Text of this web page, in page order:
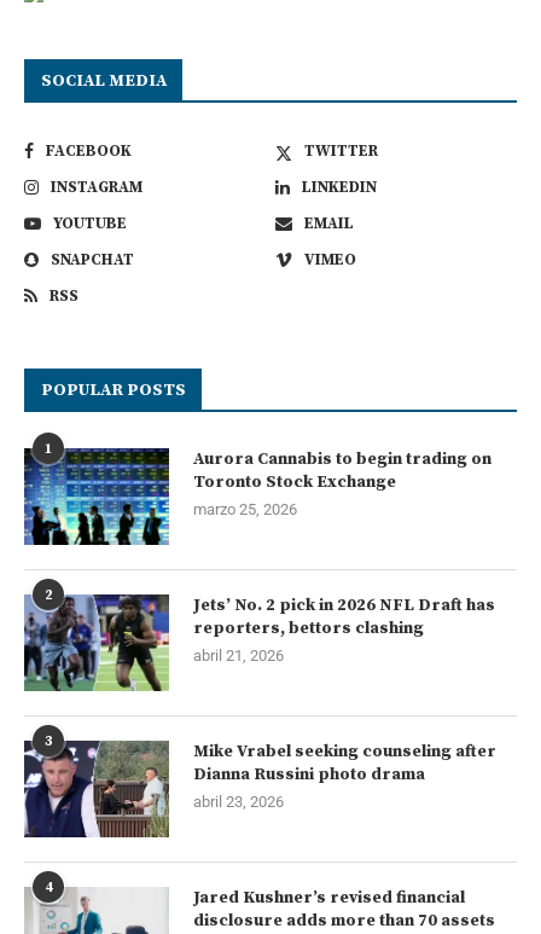
SOCIAL MEDIA
FACEBOOK
TWITTER
INSTAGRAM
LINKEDIN
YOUTUBE
EMAIL
SNAPCHAT
VIMEO
RSS
POPULAR POSTS
1
Aurora Cannabis to begin trading on
Toronto Stock Exchange
marzo 25, 2026
2
Jets’ No. 2 pick in 2026 NFL Draft has
reporters, bettors clashing
abril 21, 2026
3
Mike Vrabel seeking counseling after
Dianna Russini photo drama
abril 23, 2026
4
Jared Kushner’s revised financial
disclosure adds more than 70 assets